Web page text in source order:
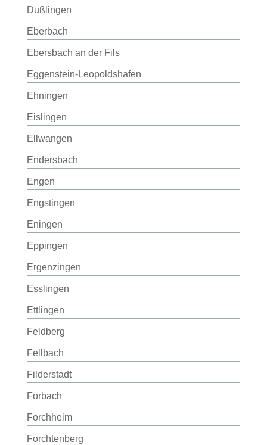
Dußlingen
Eberbach
Ebersbach an der Fils
Eggenstein-Leopoldshafen
Ehningen
Eislingen
Ellwangen
Endersbach
Engen
Engstingen
Eningen
Eppingen
Ergenzingen
Esslingen
Ettlingen
Feldberg
Fellbach
Filderstadt
Forbach
Forchheim
Forchtenberg